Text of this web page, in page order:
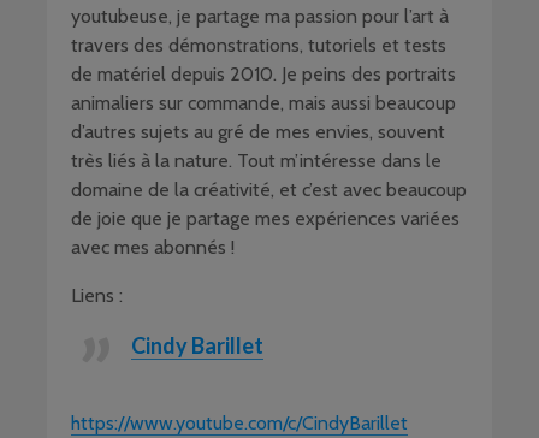
youtubeuse, je partage ma passion pour l’art à
travers des démonstrations, tutoriels et tests
de matériel depuis 2010. Je peins des portraits
animaliers sur commande, mais aussi beaucoup
d’autres sujets au gré de mes envies, souvent
très liés à la nature. Tout m’intéresse dans le
domaine de la créativité, et c’est avec beaucoup
de joie que je partage mes expériences variées
avec mes abonnés !
Liens :
Cindy Barillet
https://www.youtube.com/c/CindyBarillet